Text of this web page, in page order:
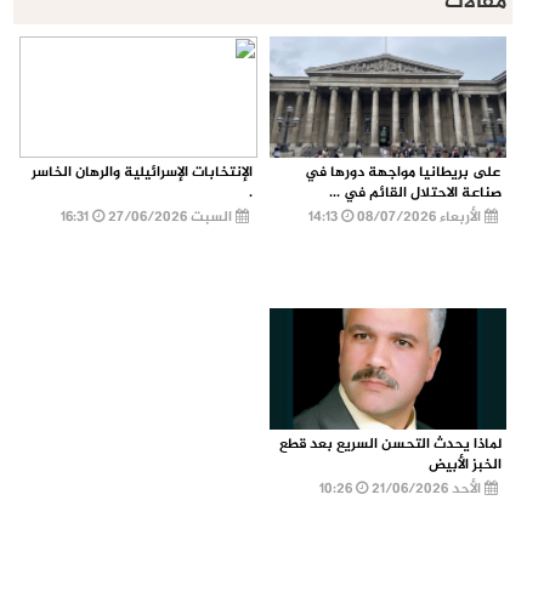
على بريطانيا مواجهة دورها في
صناعة الاحتلال القائم في ...
الأربعاء 08/07/2026
الإنتخابات الإسرائيلية والرهان الخاسر
.
السبت 27/06/2026
16:31
لماذا يحدث التحسن السريع بعد قطع
الخبز الأبيض
الأحد 21/06/2026